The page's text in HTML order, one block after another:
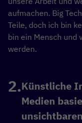
aufmachen. Big
Teile, doch ich bin
bin ein Mensch und
werden.
Künstliche
Medien